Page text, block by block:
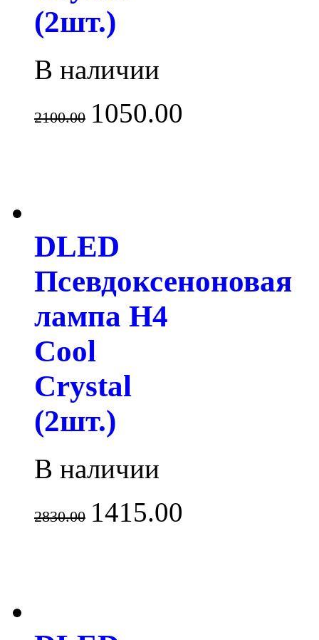
(2шт.)
В наличии
2100.00 1050.00
DLED
Псевдоксеноновая
лампа H4
Cool
Crystal
(2шт.)
В наличии
2830.00 1415.00